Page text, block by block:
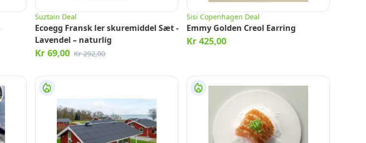
Suztain Deal
Ecoegg Fransk ler skuremiddel Sæt -
Lavendel – naturlig
Kr 69,00 Kr 292,00
Sisi Copenhagen Deal
Emmy Golden Creol Earring
Kr 425,00